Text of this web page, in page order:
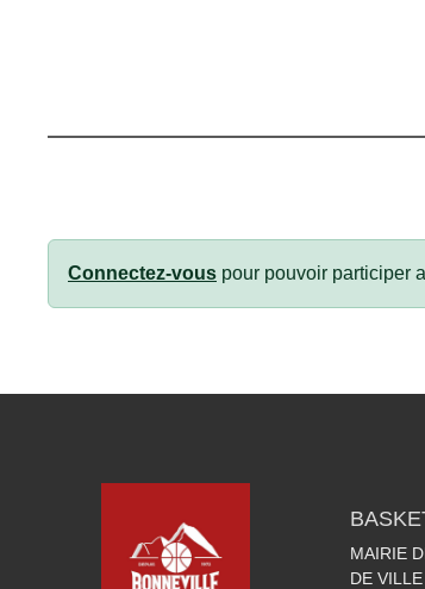
Connectez-vous pour pouvoir participer
MAIRIE
DE VILLE